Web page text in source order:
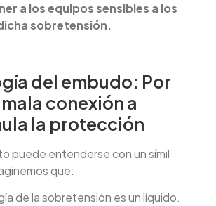
a los equipos sensibles a los
sobretensión.
del embudo: Por
conexión a
la protección
puede entenderse con un símil
que:
de la sobretensión es un líquido.